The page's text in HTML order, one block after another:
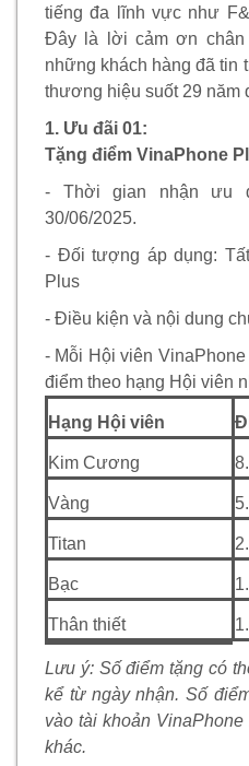
tiếng đa lĩnh vực như
Đây là lời cảm ơn chân
những khách hàng đã tin
thương hiệu suốt 29 năm
1. Ưu đãi 01:
Tặng điểm VinaPhone
- Thời gian nhận ưu
30/06/2025.
- Đối tượng áp dụng:
Plus
- Điều kiện và nội dung
- Mỗi Hội viên
điểm theo hạng Hội viên
Hạng Hội viên
Kim Cương
Vàng
Titan
Bạc
Thân thiết
Lưu ý: Số điểm tặng có
kể từ ngày nhận. Số
vào tài khoản
khác.